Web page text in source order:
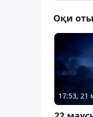
Оқи
17:53, 21